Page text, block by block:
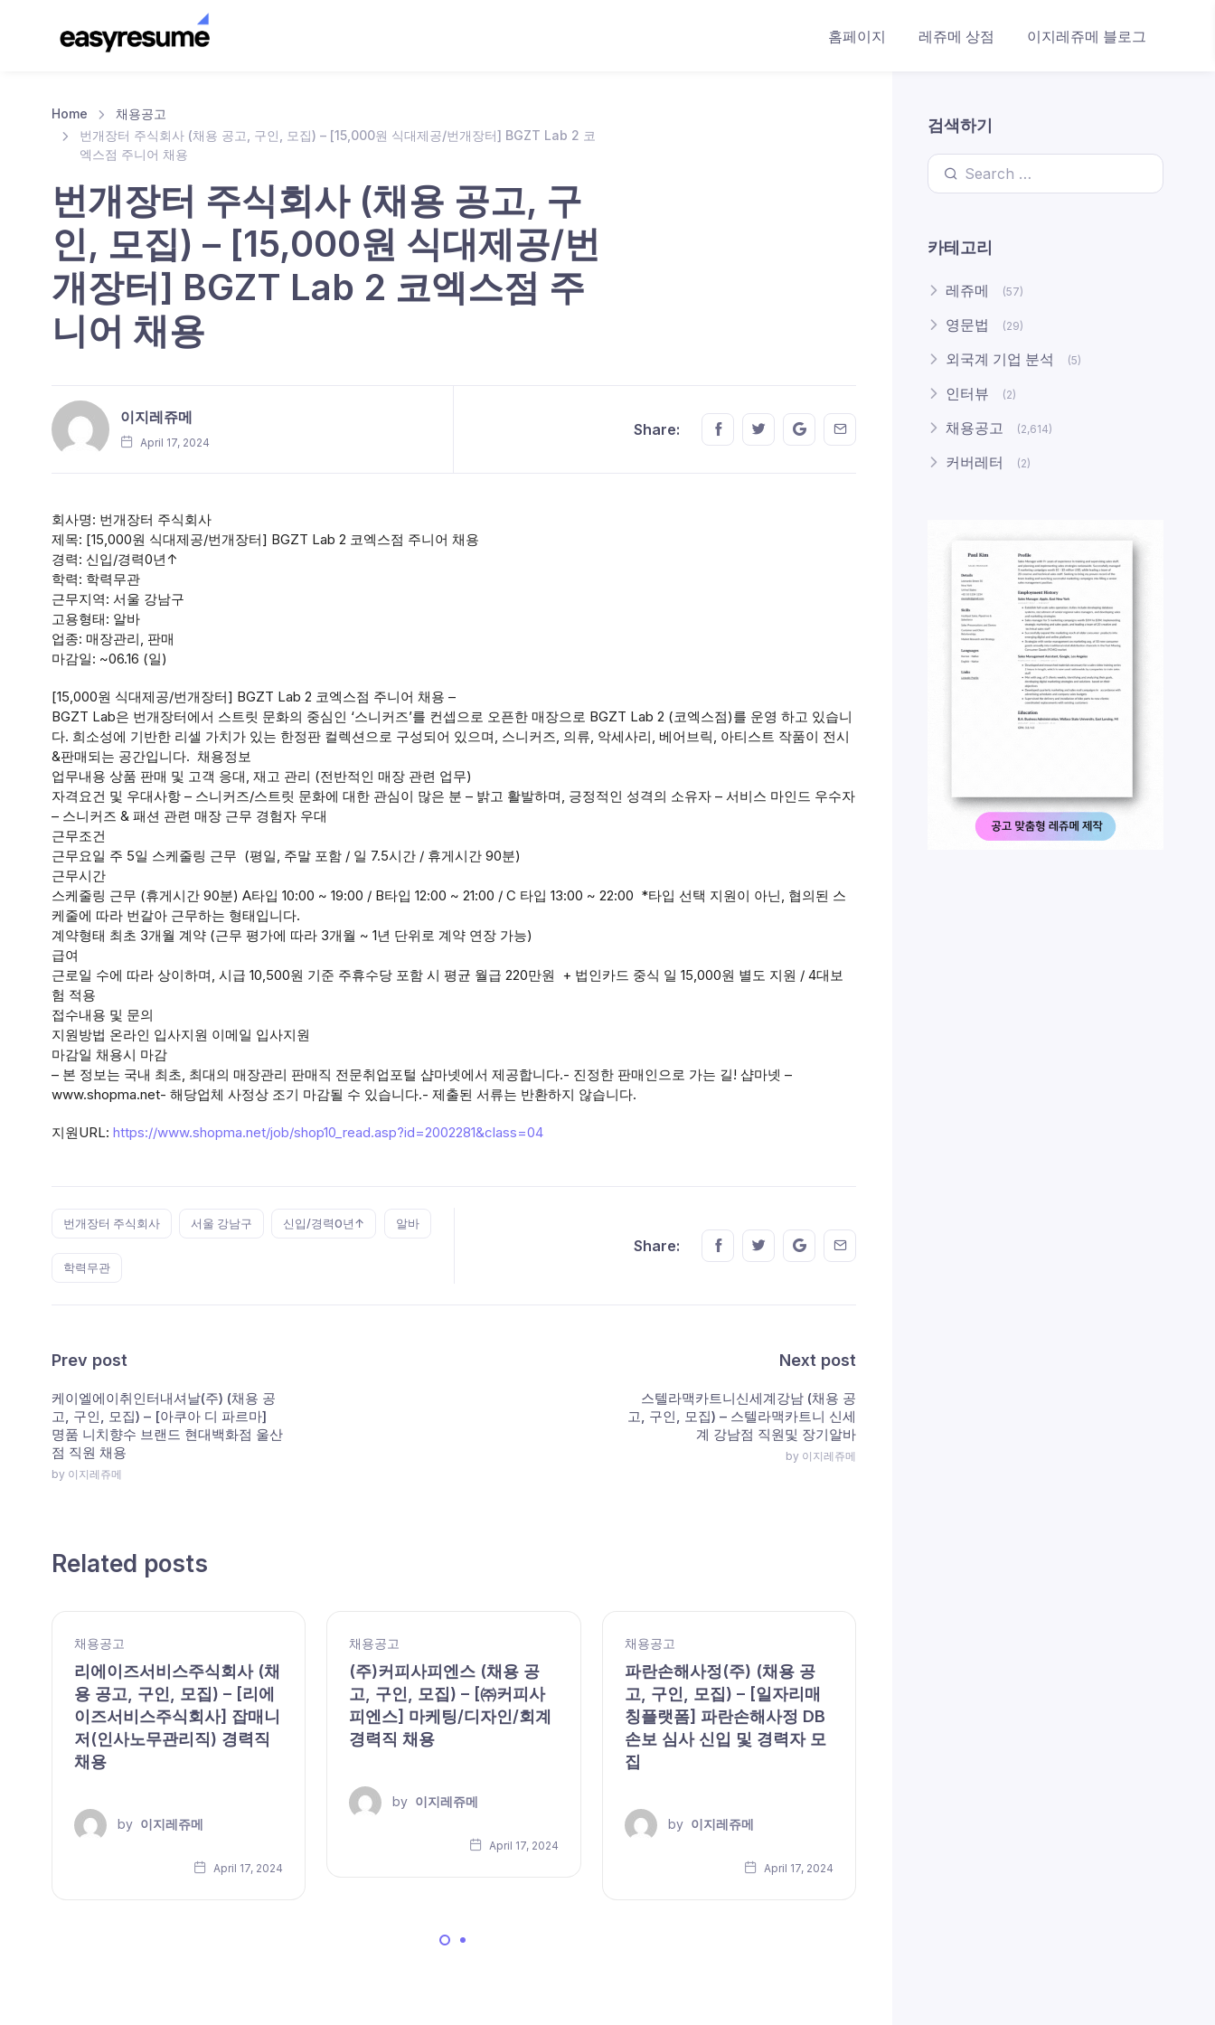
홈페이지 레쥬메 상점 이지레쥬메 블로그
Home
채용공고
번개장터 주식회사 (채용 공고, 구인, 모집) – [15,000원 식대제공/번개장터] BGZT Lab 2 코
엑스점 주니어 채용
번개장터 주식회사 (채용 공고, 구
인, 모집) – [15,000원 식대제공/번
개장터] BGZT Lab 2 코엑스점 주
니어 채용
이지레쥬메
April 17, 2024
Share: Share this on FaceBook
Share this on Twitter
Share this on GMail
Share this on EMail
회사명: 번개장터 주식회사
제목: [15,000원 식대제공/번개장터] BGZT Lab 2 코엑스점 주니어 채용
경력: 신입/경력0년↑
학력: 학력무관
근무지역: 서울 강남구
고용형태: 알바
업종: 매장관리, 판매
마감일: ~06.16 (일)
[15,000원 식대제공/번개장터] BGZT Lab 2 코엑스점 주니어 채용 –
BGZT Lab은 번개장터에서 스트릿 문화의 중심인 ‘스니커즈’를 컨셉으로 오픈한 매장으로 BGZT Lab 2 (코엑스점)를 운영 하고 있습니
다. 희소성에 기반한 리셀 가치가 있는 한정판 컬렉션으로 구성되어 있으며, 스니커즈, 의류, 악세사리, 베어브릭, 아티스트 작품이 전시
&판매되는 공간입니다. 채용정보
업무내용 상품 판매 및 고객 응대, 재고 관리 (전반적인 매장 관련 업무)
자격요건 및 우대사항 – 스니커즈/스트릿 문화에 대한 관심이 많은 분 – 밝고 활발하며, 긍정적인 성격의 소유자 – 서비스 마인드 우수자
– 스니커즈 & 패션 관련 매장 근무 경험자 우대
근무조건
근무요일 주 5일 스케줄링 근무 (평일, 주말 포함 / 일 7.5시간 / 휴게시간 90분)
근무시간
스케줄링 근무 (휴게시간 90분) A타입 10:00 ~ 19:00 / B타입 12:00 ~ 21:00 / C 타입 13:00 ~ 22:00 *타입 선택 지원이 아닌, 협의된 스
케줄에 따라 번갈아 근무하는 형태입니다.
계약형태 최초 3개월 계약 (근무 평가에 따라 3개월 ~ 1년 단위로 계약 연장 가능)
급여
근로일 수에 따라 상이하며, 시급 10,500원 기준 주휴수당 포함 시 평균 월급 220만원 + 법인카드 중식 일 15,000원 별도 지원 / 4대보
험 적용
접수내용 및 문의
지원방법 온라인 입사지원 이메일 입사지원
마감일 채용시 마감
– 본 정보는 국내 최초, 최대의 매장관리 판매직 전문취업포털 샵마넷에서 제공합니다.- 진정한 판매인으로 가는 길! 샵마넷 –
www.shopma.net- 해당업체 사정상 조기 마감될 수 있습니다.- 제출된 서류는 반환하지 않습니다.
지원URL: https://www.shopma.net/job/shop10_read.asp?id=2002281&class=04
번개장터 주식회사 서울 강남구 신입/경력0년↑ 알바
학력무관
Share: Share this on FaceBook
Share this on Twitter
Share this on GMail
Share this on EMail
Prev post
케이엘에이취인터내셔날(주) (채용 공
고, 구인, 모집) – [아쿠아 디 파르마]
명품 니치향수 브랜드 현대백화점 울산
점 직원 채용
by 이지레쥬메
Next post
스텔라맥카트니신세계강남 (채용 공
고, 구인, 모집) – 스텔라맥카트니 신세
계 강남점 직원및 장기알바
by 이지레쥬메
Related posts
채용공고
리에이즈서비스주식회사 (채
용 공고, 구인, 모집) – [리에
이즈서비스주식회사] 잡매니
저(인사노무관리직) 경력직
채용
by 이지레쥬메
April 17, 2024
채용공고
(주)커피사피엔스 (채용 공
고, 구인, 모집) – [㈜커피사
피엔스] 마케팅/디자인/회계
경력직 채용
by 이지레쥬메
April 17, 2024
채용공고
파란손해사정(주) (채용 공
고, 구인, 모집) – [일자리매
칭플랫폼] 파란손해사정 DB
손보 심사 신입 및 경력자 모
집
by 이지레쥬메
April 17, 2024
검색하기
Search for:
카테고리
레쥬메 (57)
영문법 (29)
외국계 기업 분석 (5)
인터뷰 (2)
채용공고 (2,614)
커버레터 (2)